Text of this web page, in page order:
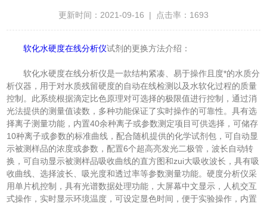
更新时间：2021-09-16 | 点击率：1693
软化水硬度在线分析仪试剂的更换方法介绍：
软化水硬度在线分析仪是一款结构紧凑、易于操作且度*的水质分
析仪器，用于对水质残留硬度的自动在线检测以及水软化过程的质量
控制。此系统根据滴定比色原理对可选择的极限值进行控制，通过消
光法提供的测量值读数，多种功能保证了实时操作的可靠性。具有选
择离子测量功能，内置40余种离子或参数测定项目可供选择，可储存
10种离子或参数的标准曲线，配合随机提供的化学试剂包，可自动显
示被测样品的浓度或参数，配置6个超高亮发光二极管，波长自动转
换，可自动显示被测样品吸收曲线的直方图和zui大吸收波长，具有吸
收曲线、选择波长、吸光度和透过率等参数测量功能。硬度分析仪采
用单片机控制，具有光谱数据处理功能，大屏幕中文显示，人机交互
式操作，实时显示环境温度，可设定显色时间，便于实验操作，内置